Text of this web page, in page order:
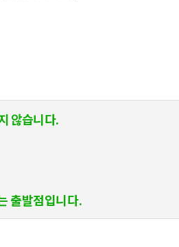
않습니다.
출발점입니다.